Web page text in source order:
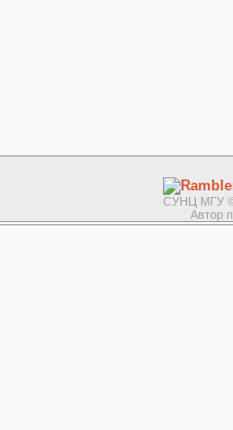
СУНЦ МГУ ©
Автор